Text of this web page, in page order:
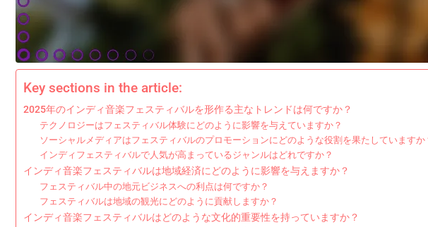
Key sections in the article:
2025年のインディ音楽フェスティバルを形作る主なトレンドは何ですか？
テクノロジーはフェスティバル体験にどのように影響を与えていますか？
ソーシャルメディアはフェスティバルのプロモーションにどのような役割を果たしていますか
インディフェスティバルで人気が高まっているジャンルはどれですか？
インディ音楽フェスティバルは地域経済にどのように影響を与えますか？
フェスティバル中の地元ビジネスへの利点は何ですか？
フェスティバルは地域の観光にどのように貢献しますか？
インディ音楽フェスティバルはどのような文化的重要性を持っていますか？